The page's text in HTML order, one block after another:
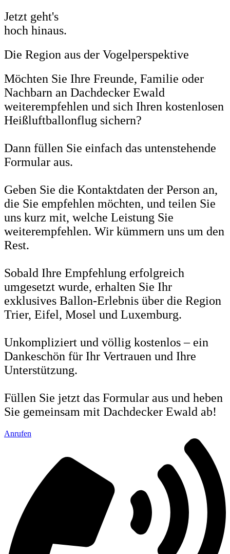
Jetzt geht's
hoch hinaus.
Die Region aus der Vogelperspektive
Möchten Sie Ihre Freunde, Familie oder
Nachbarn an Dachdecker Ewald
weiterempfehlen und sich Ihren kostenlosen
Heißluftballonflug sichern?
Dann füllen Sie einfach das untenstehende
Formular aus.
Geben Sie die Kontaktdaten der Person an,
die Sie empfehlen möchten, und teilen Sie
uns kurz mit, welche Leistung Sie
weiterempfehlen. Wir kümmern uns um den
Rest.
Sobald Ihre Empfehlung erfolgreich
umgesetzt wurde, erhalten Sie Ihr
exklusives Ballon-Erlebnis über die Region
Trier, Eifel, Mosel und Luxemburg.
Unkompliziert und völlig kostenlos – ein
Dankeschön für Ihr Vertrauen und Ihre
Unterstützung.
Füllen Sie jetzt das Formular aus und heben
Sie gemeinsam mit Dachdecker Ewald ab!
Anrufen